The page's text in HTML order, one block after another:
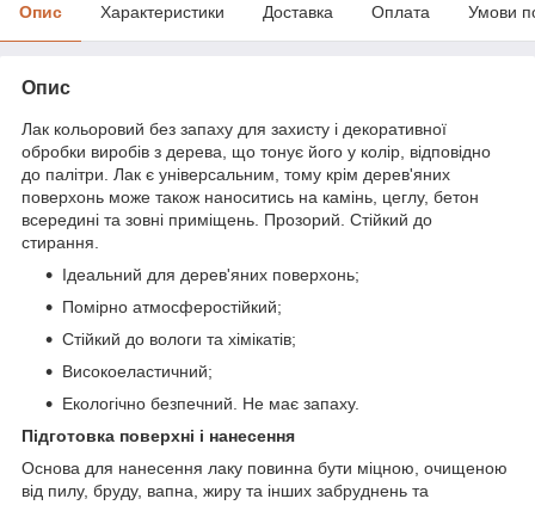
Опис Характеристики Доставка Оплата Умови
Опис
Лак кольоровий без запаху для захисту і декоративної
обробки виробів з дерева, що тонує його у колір, відповідно
до палітри. Лак є універсальним, тому крім дерев'яних
поверхонь може також наноситись на камінь, цеглу, бетон
всередині та зовні приміщень. Прозорий. Стійкий до
стирання.
Ідеальний для дерев'яних поверхонь;
Помірно атмосферостійкий;
Стійкий до вологи та хімікатів;
Високоеластичний;
Екологічно безпечний. Не має запаху.
Підготовка поверхні і нанесення
Основа для нанесення лаку повинна бути міцною, очищеною
від пилу, бруду, вапна, жиру та інших забруднень та